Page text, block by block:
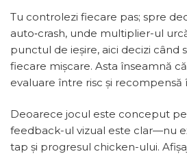
Tu controlezi fiecare pas; spre
auto‑crash, unde multiplier-ul
punctul de ieșire, aici decizi când
fiecare mișcare. Asta înseamnă
evaluare între risc și recompensă
Deoarece jocul este conceput
feedback-ul vizual este clar—nu
tap și progresul chicken-ului.